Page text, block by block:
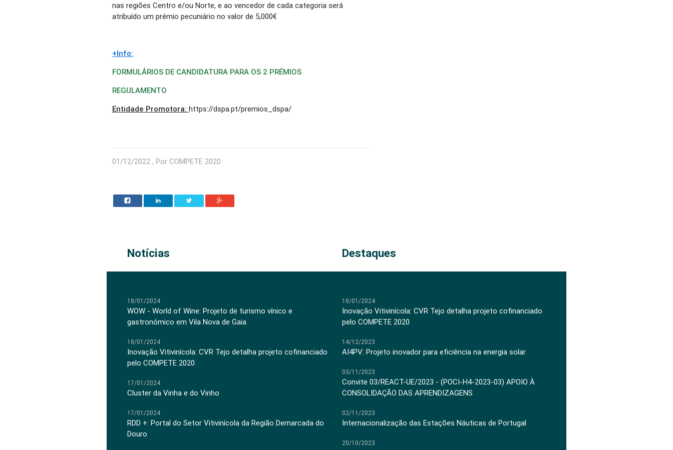
nas regiões Centro e/ou Norte, e ao vencedor de cada categoria será
atribuído um prémio pecuniário no valor de 5,000€
+Info:
FORMULÁRIOS DE CANDIDATURA PARA OS 2 PRÉMIOS
REGULAMENTO
Entidade Promotora:https://dspa.pt/premios_dspa/
01/12/2022 , Por COMPETE 2020
Notícias Destaques
18/01/2024
WOW - World of Wine: Projeto de turismo vínico e
gastronómico em Vila Nova de Gaia
18/01/2024
Inovação Vitivinícola: CVR Tejo detalha projeto cofinanciado
pelo COMPETE 2020
17/01/2024
Cluster da Vinha e do Vinho
17/01/2024
RDD +: Portal do Setor Vitivinícola da Região Demarcada do
Douro
18/01/2024
Inovação Vitivinícola: CVR Tejo detalha projeto cofinanciado
pelo COMPETE 2020
14/12/2023
AI4PV: Projeto inovador para eficiência na energia solar
03/11/2023
Convite 03/REACT-UE/2023 - (POCI-H4-2023-03) APOIO À
CONSOLIDAÇÃO DAS APRENDIZAGENS
02/11/2023
Internacionalização das Estações Náuticas de Portugal
20/10/2023